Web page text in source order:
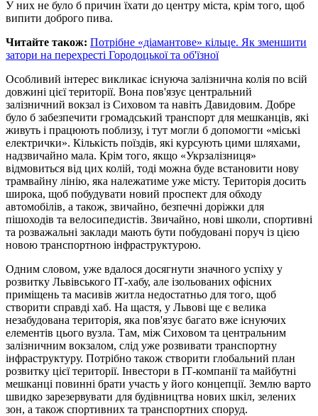
У них не було б причин їхати до центру міста, крім того, щоб
випити доброго пива.
Читайте також: Потрібне «діамантове» кільце. Як зменшити
затори на перехресті Городоцької та об'їзної
Особливий інтерес викликає існуюча залізнична колія по всій
довжині цієї території. Вона пов'язує центральний
залізничний вокзал із Сиховом та навіть Давидовим. Добре
було б забезпечити громадський транспорт для мешканців, які
живуть і працюють поблизу, і тут могли б допомогти «міські
електрички». Кількість поїздів, які курсують цими шляхами,
надзвичайно мала. Крім того, якщо «Укрзалізниця»
відмовиться від цих колій, тоді можна буде встановити нову
трамвайну лінію, яка належатиме уже місту. Територія досить
широка, щоб побудувати новий проспект для обходу
автомобілів, а також, звичайно, безпечні доріжки для
пішоходів та велосипедистів. Звичайно, нові школи, спортивні
та розважальні заклади мають бути побудовані поруч із цією
новою транспортною інфраструктурою.
Одним словом, уже вдалося досягнути значного успіху у
розвитку Львівського ІТ-хабу, але ізольованих офісних
приміщень та масивів житла недостатньо для того, щоб
створити справді хаб. На щастя, у Львові ще є велика
незабудована територія, яка пов'язує багато вже існуючих
елементів цього вузла. Там, між Сиховом та центральним
залізничним вокзалом, слід уже розвивати транспортну
інфраструктуру. Потрібно також створити глобальний план
розвитку цієї території. Інвестори в ІТ-компанії та майбутні
мешканці повинні брати участь у його концепції. Землю варто
швидко зарезервувати для будівництва нових шкіл, зелених
зон, а також спортивних та транспортних споруд.